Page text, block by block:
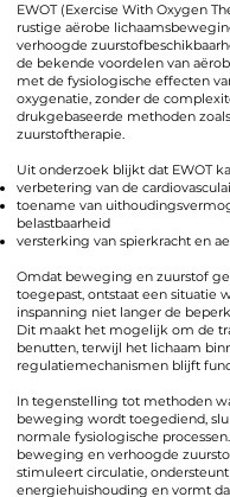
EWOT (Exercise With Oxygen
rustige aërobe
verhoogde
de bekende voordelen van
met de fysiologische effecten
oxygenatie, zonder de
drukgebaseerde methoden
zuurstoftherapie.
Uit onderzoek blijkt dat EWOT
verbetering van de
toename van
belastbaarheid
versterking van spierkracht en
Omdat beweging en zuurstof
toegepast, ontstaat een situatie
inspanning niet langer de
Dit maakt het mogelijk om de
benutten, terwijl het lichaam
regulatiemechanismen blijft
In tegenstelling tot methoden
beweging wordt toegediend,
normale fysiologische
beweging en verhoogde
stimuleert circulatie,
energiehuishouding en vormt